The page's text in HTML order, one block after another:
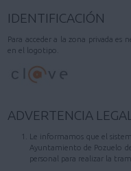
MI
INFORMACIÓN
IDENTIFICACIÓN
Para acceder a la zona privada es
en el logotipo.
ADVERTENCIA LEGAL
Le informamos que el
Ayuntamiento de Pozuelo
personal para realizar la